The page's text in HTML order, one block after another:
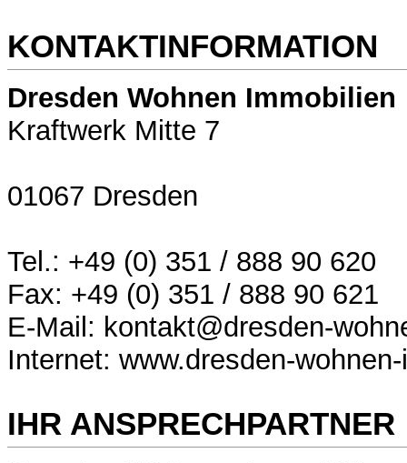
KONTAKTINFORMATION
Dresden Wohnen Immobilien
Kraftwerk Mitte 7
01067 Dresden
Tel.: +49 (0) 351 / 888 90 620
Fax: +49 (0) 351 / 888 90 621
E-Mail: kontakt@dresden-
Internet: www.dresden-
IHR ANSPRECHPARTNER